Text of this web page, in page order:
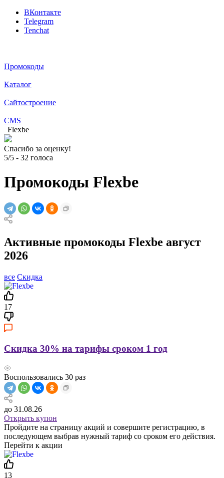
ВКонтакте
Telegram
Tenchat
Промокоды
Каталог
Сайтостроение
CMS
Flexbe
Спасибо за оценку!
5/5 - 32 голоса
Промокоды Flexbe
Активные промокоды Flexbe август
2026
все Скидка
17
Скидка 30% на тарифы сроком 1 год
Воспользовались 30 раз
до 31.08.26
Открыть купон
Пройдите на страницу акций и совершите регистрацию, в
последующем выбрав нужный тариф со сроком его действия.
Перейти к акции
13